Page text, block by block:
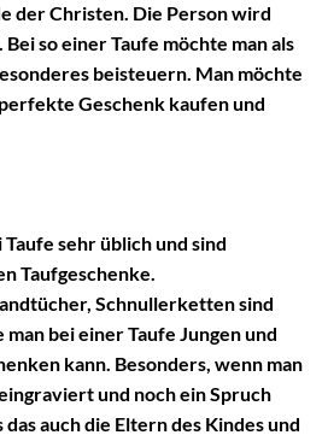
der Christen. Die Person wird
so einer Taufe möchte man als
beisteuern. Man möchte
Geschenk kaufen und
sehr üblich und sind
Taufgeschenke.
Schnullerketten sind
bei einer Taufe Jungen und
kann. Besonders, wenn man
und noch ein Spruch
auch die Eltern des Kindes und